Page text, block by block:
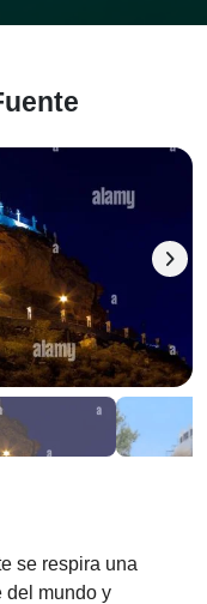
chevron_right
se respira una
del mundo y